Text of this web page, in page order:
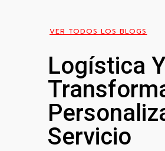
VER TODOS LOS BLOGS
Logística
Servicio